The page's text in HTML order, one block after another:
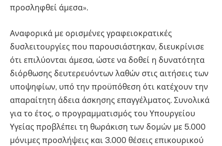
προσληφθεί άμεσα».
Αναφορικά με ορισμένες γραφειοκρατικές
δυσλειτουργίες που παρουσιάστηκαν, διευκρίνισε
ότι επιλύονται άμεσα, ώστε να δοθεί η δυνατότητα
διόρθωσης δευτερευόντων λαθών στις αιτήσεις των
υποψηφίων, υπό την προϋπόθεση ότι κατέχουν την
απαραίτητη άδεια άσκησης επαγγέλματος. Συνολικά
για το έτος, ο προγραμματισμός του Υπουργείου
Υγείας προβλέπει τη θωράκιση των δομών με 5.000
μόνιμες προσλήψεις και 3.000 θέσεις επικουρικού